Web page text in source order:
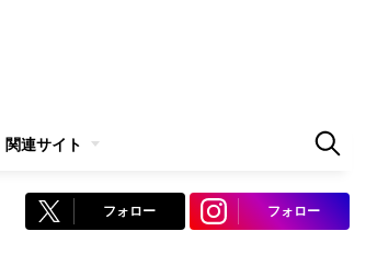
関連サイト
フォロー フォロー